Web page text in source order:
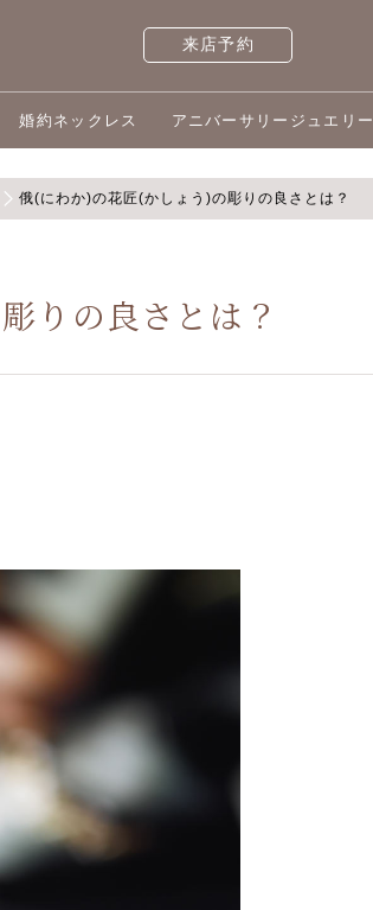
来店予約
婚約ネックレス アニバーサリージュエリー
俄(にわか)の花匠(かしょう)の彫りの良さとは？
りの良さとは？